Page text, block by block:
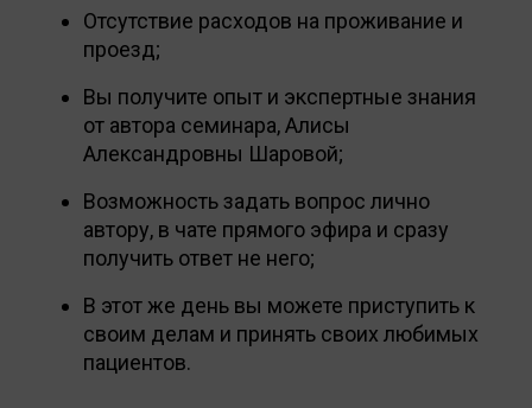
Отсутствие расходов на проживание и
проезд;
Вы получите опыт и экспертные знания
от автора семинара, Алисы
Александровны Шаровой;
Возможность задать вопрос лично
автору, в чате прямого эфира и сразу
получить ответ не него;
В этот же день вы можете приступить к
своим делам и принять своих любимых
пациентов.